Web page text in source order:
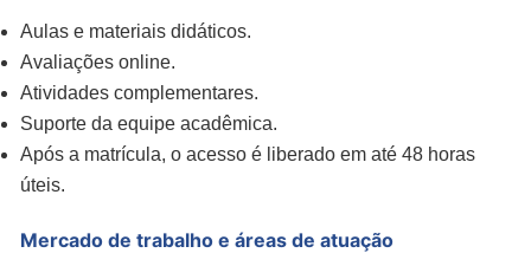
Aulas e materiais didáticos.
Avaliações online.
Atividades complementares.
Suporte da equipe acadêmica.
Após a matrícula, o acesso é liberado em até 48 horas
úteis.
Mercado de trabalho e áreas de atuação